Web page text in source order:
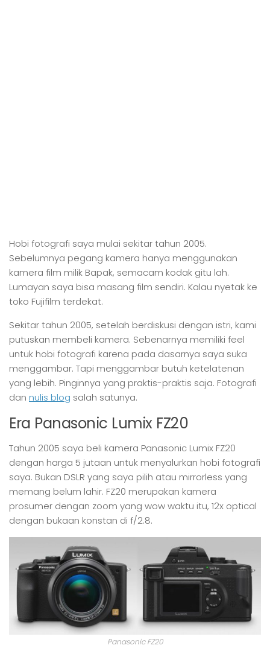
Hobi fotografi saya mulai sekitar tahun 2005.
Sebelumnya pegang kamera hanya menggunakan
kamera film milik Bapak, semacam kodak gitu lah.
Lumayan saya bisa masang film sendiri. Kalau nyetak ke
toko Fujifilm terdekat.
Sekitar tahun 2005, setelah berdiskusi dengan istri, kami
putuskan membeli kamera. Sebenarnya memiliki feel
untuk hobi fotografi karena pada dasarnya saya suka
menggambar. Tapi menggambar butuh ketelatenan
yang lebih. Pinginnya yang praktis-praktis saja. Fotografi
dan nulis blog salah satunya.
Era Panasonic Lumix FZ20
Tahun 2005 saya beli kamera Panasonic Lumix FZ20
dengan harga 5 jutaan untuk menyalurkan hobi fotografi
saya. Bukan DSLR yang saya pilih atau mirrorless yang
memang belum lahir. FZ20 merupakan kamera
prosumer dengan zoom yang wow waktu itu, 12x optical
dengan bukaan konstan di f/2.8.
Panasonic FZ20